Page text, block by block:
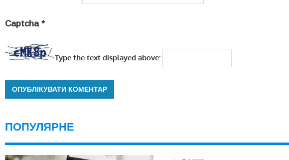
Captcha *
Type the text displayed above:
ПОПУЛЯРНЕ